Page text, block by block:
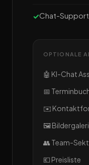
Chat-Support
OPTIONALE
🤖 KI-Chat
📅
✉️
🖼️
👥 Team-
💶 Preisliste